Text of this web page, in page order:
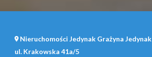
Nieruchomości Jedynak Grażyna Jedynak
ul. Krakowska 41a/5